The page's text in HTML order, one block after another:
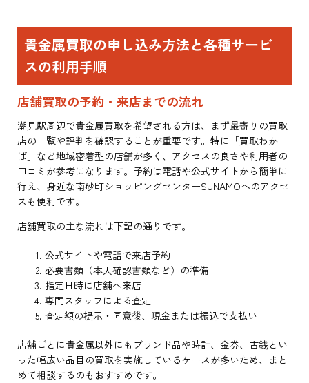
貴金属買取の申し込み方法と各種サービ
スの利用手順
店舗買取の予約・来店までの流れ
潮見駅周辺で貴金属買取を希望される方は、まず最寄りの買取
店の一覧や評判を確認することが重要です。特に「買取わか
ば」など地域密着型の店舗が多く、アクセスの良さや利用者の
口コミが参考になります。予約は電話や公式サイトから簡単に
行え、身近な南砂町ショッピングセンターSUNAMOへのアクセ
スも便利です。
店舗買取の主な流れは下記の通りです。
公式サイトや電話で来店予約
必要書類（本人確認書類など）の準備
指定日時に店舗へ来店
専門スタッフによる査定
査定額の提示・同意後、現金または振込で支払い
店舗ごとに貴金属以外にもブランド品や時計、金券、古銭とい
った幅広い品目の買取を実施しているケースが多いため、まと
めて相談するのもおすすめです。